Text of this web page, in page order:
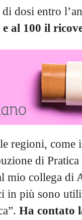
dosi entro
al 100 il
regioni, come
di Pratica
mio collega di
in più sono
Ha contato